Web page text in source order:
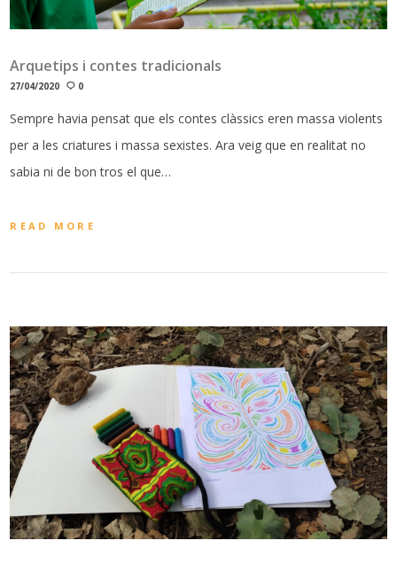
Arquetips i contes tradicionals
27/04/2020 0
Sempre havia pensat que els contes clàssics eren massa violents
per a les criatures i massa sexistes. Ara veig que en realitat no
sabia ni de bon tros el que…
READ MORE